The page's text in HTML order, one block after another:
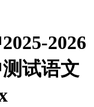
2026
试语文